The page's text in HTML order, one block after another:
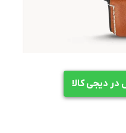
دیجی کالا